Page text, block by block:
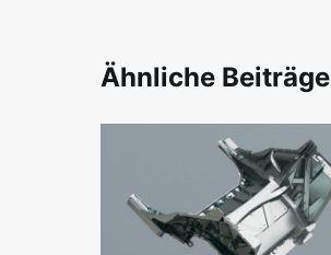
Ähnliche Beiträge